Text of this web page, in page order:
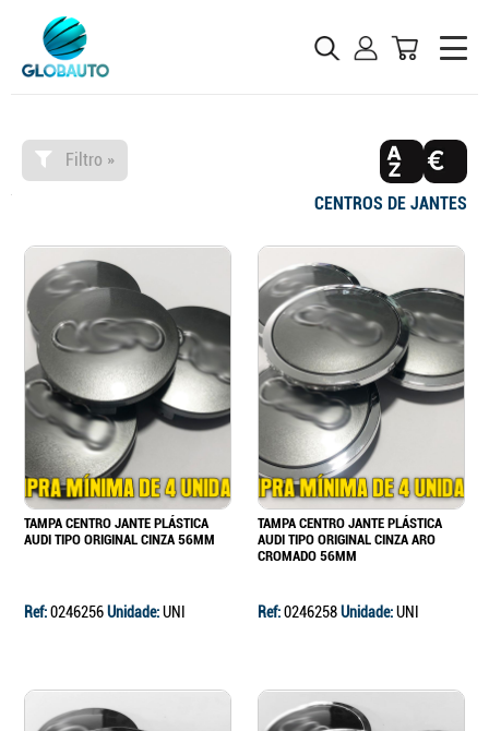
Filtro »
CENTROS DE JANTES
TAMPA CENTRO JANTE PLÁSTICA
AUDI TIPO ORIGINAL CINZA 56MM
Ref:0246256Unidade:UNI
TAMPA CENTRO JANTE PLÁSTICA
AUDI TIPO ORIGINAL CINZA ARO
CROMADO 56MM
Ref:0246258Unidade:UNI